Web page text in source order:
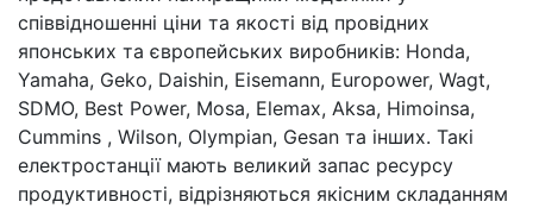
співвідношенні ціни та якості від провідних
японських та європейських виробників: Honda,
Yamaha, Geko, Daishin, Eisemann, Europower, Wagt,
SDMO, Best Power, Mosa, Elemax, Aksa, Himoinsa,
Cummins , Wilson, Olympian, Gesan та інших. Такі
електростанції мають великий запас ресурсу
продуктивності, відрізняються якісним складанням